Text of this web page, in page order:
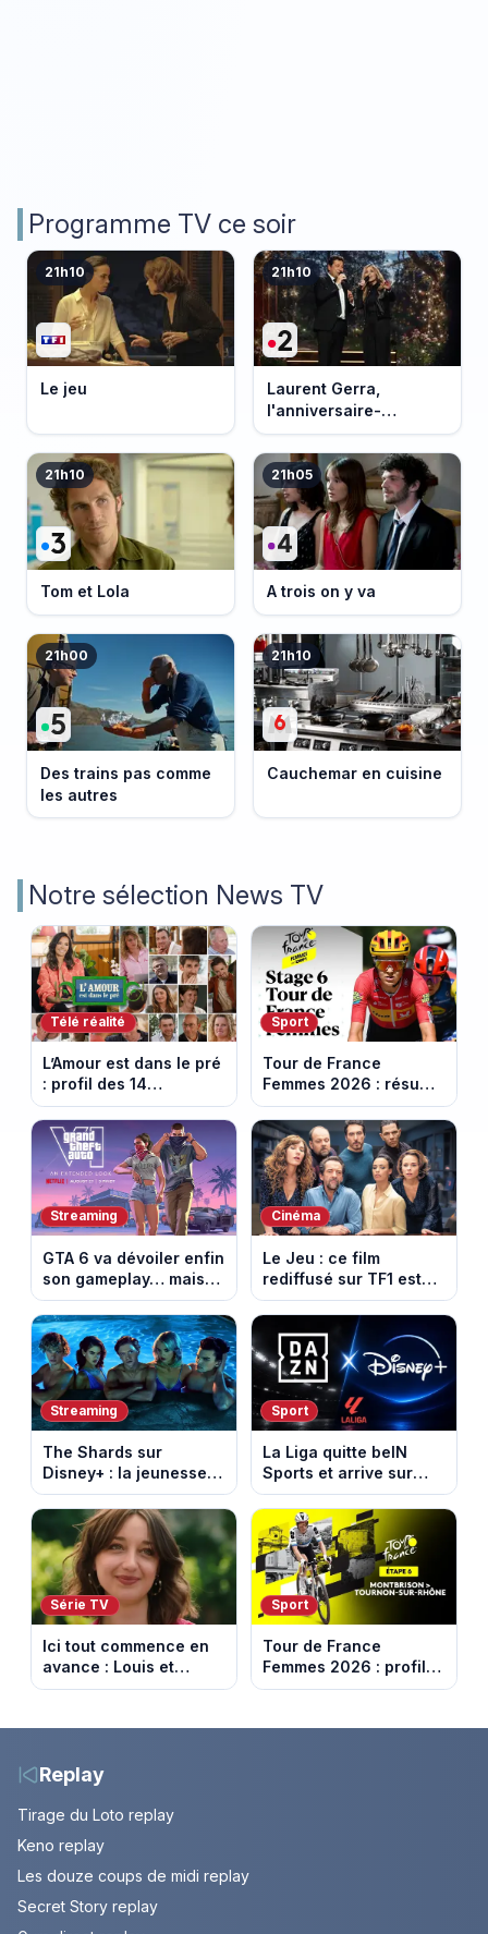
Programme TV ce soir
21h10
Le jeu
21h10
Laurent Gerra,
l'anniversaire-
événement
21h10
Tom et Lola
21h05
A trois on y va
21h00
Des trains pas comme
les autres
21h10
Cauchemar en cuisine
Notre sélection News TV
Télé réalité
L’Amour est dans le pré
: profil des 14
agriculteurs, speed
dating inédit et de
nouvelles histoires
d’amour
Sport
Tour de France
Femmes 2026 : résumé
vidéo de la 6e étape
entre Montbrison et
Tournon-sur-Rhône
Streaming
GTA 6 va dévoiler enfin
son gameplay… mais
d’abord sur Netflix
Cinéma
Le Jeu : ce film
rediffusé sur TF1 est
adapté d’un succès
italien devenu un
phénomène mondial
Streaming
The Shards sur
Disney+ : la jeunesse
dorée de Los Angeles
face à un tueur dans
les années 80
Sport
La Liga quitte beIN
Sports et arrive sur
DAZN et Disney+ en
France
Série TV
Ici tout commence en
avance : Louis et
Jasmine enfin en
août 2026 (spoiler)
Sport
Tour de France
Femmes 2026 : profil
et horaires de la 6e
Montbrison et
Replay
Tirage du Loto replay
Keno replay
Les douze coups de midi replay
Secret Story replay